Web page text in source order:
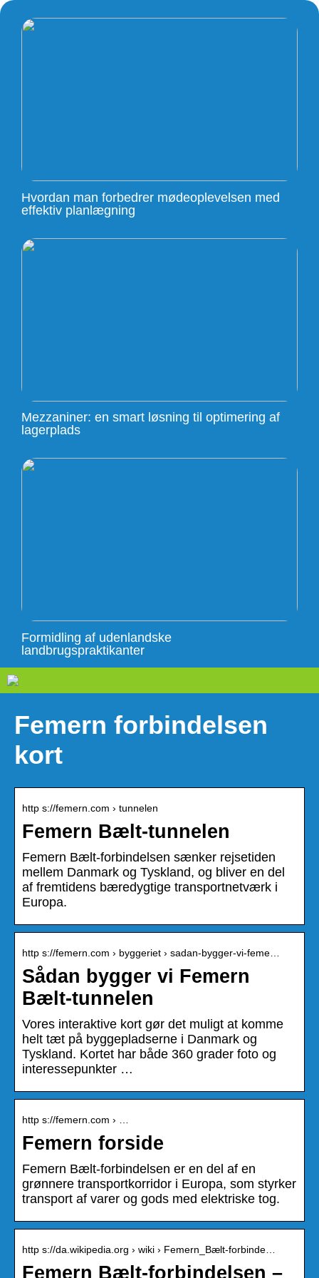
Hvordan man forbedrer mødeoplevelsen med
effektiv planlægning
Mezzaniner: en smart løsning til optimering af
lagerplads
Formidling af udenlandske
landbrugspraktikanter
Femern forbindelsen
kort
http s://femern.com › tunnelen
Femern Bælt-tunnelen
Femern Bælt-forbindelsen sænker rejsetiden
mellem Danmark og Tyskland, og bliver en del
af fremtidens bæredygtige transportnetværk i
Europa.
http s://femern.com › byggeriet › sadan-bygger-vi-feme…
Sådan bygger vi Femern
Bælt-tunnelen
Vores interaktive kort gør det muligt at komme
helt tæt på byggepladserne i Danmark og
Tyskland. Kortet har både 360 grader foto og
interessepunkter …
http s://femern.com › …
Femern forside
Femern Bælt-forbindelsen er en del af en
grønnere transportkorridor i Europa, som styrker
transport af varer og gods med elektriske tog.
http s://da.wikipedia.org › wiki › Femern_Bælt-forbinde…
Femern Bælt-forbindelsen –